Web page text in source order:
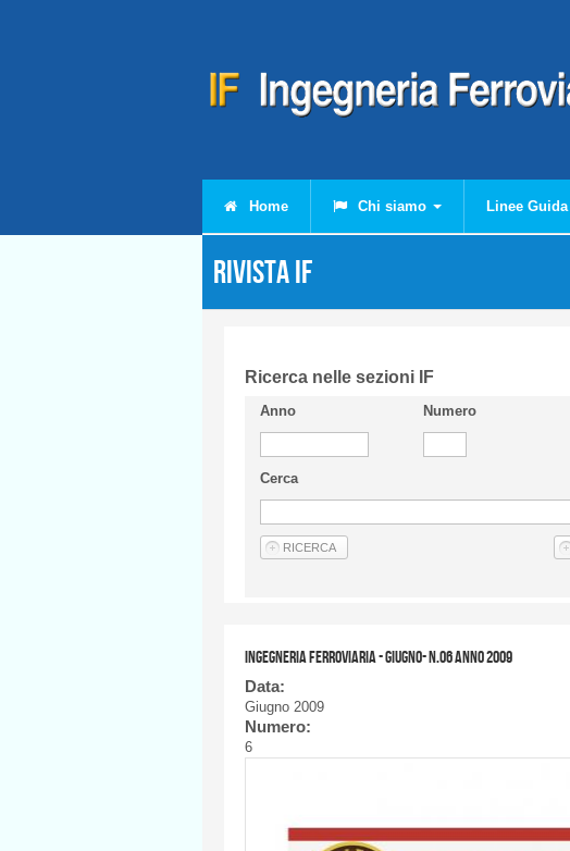
Home Chi siamo Linee Guida
Rivista IF
Ricerca nelle sezioni IF
Anno Numero
Cerca
Ingegneria Ferroviaria - GIUGNO- n.06 anno 2009
Data:
Giugno 2009
Numero:
6